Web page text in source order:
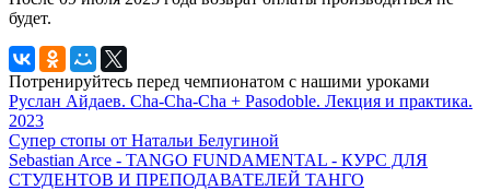
будет.
Потренируйтесь перед чемпионатом с нашими уроками
Руслан Айдаев. Cha-Cha-Cha + Pasodoble. Лекция и практика.
2023
Супер стопы от Натальи Белугиной
Sebastian Arce - TANGO FUNDAMENTAL - КУРС ДЛЯ
СТУДЕНТОВ И ПРЕПОДАВАТЕЛЕЙ ТАНГО